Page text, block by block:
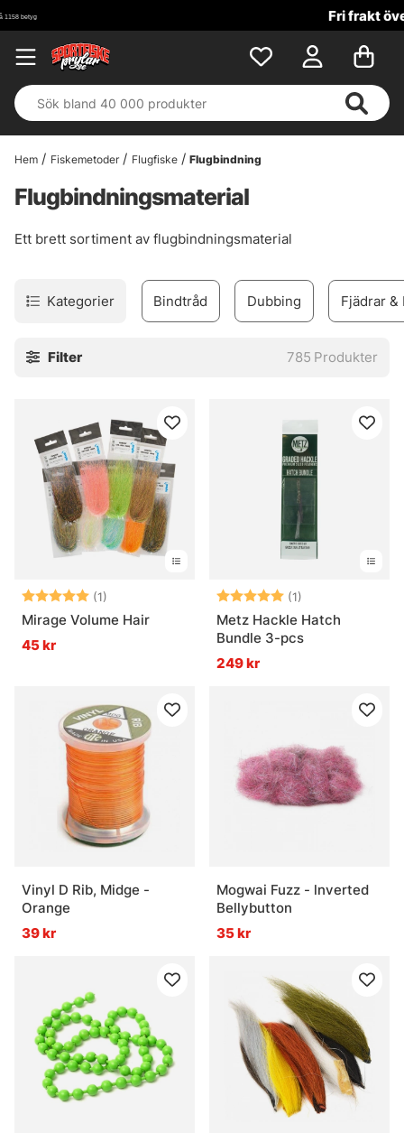
Hem Fiskemetoder Flugfiske Flugbindning
Flugbindningsmaterial
Ett brett sortiment av flugbindningsmaterial
Kategorier Bindtråd Dubbing Fjädrar &
Filter 785 Produkter
Betyg: (1)
5.0 utav 5 stjärnor
Mirage Volume Hair
45 kr
Betyg: (1)
Metz Hackle Hatch
Bundle 3-pcs
249 kr
Vinyl D Rib, Midge -
Orange
39 kr
Mogwai Fuzz - lnverted
Bellybutton
35 kr